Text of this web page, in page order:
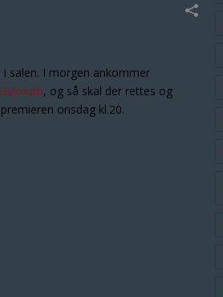
salen. I morgen ankommer
, og så skal der rettes og
onsdag kl.20.